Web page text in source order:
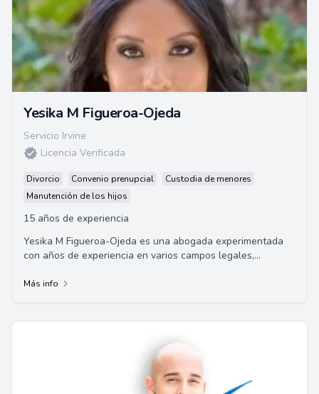
Yesika M Figueroa-Ojeda
Servicio Irvine
Licencia Verificada
Divorcio Convenio prenupcial
Custodia de menores
Manutención de los hijos
15 años de experiencia
Yesika M Figueroa-Ojeda es una abogada experimentada
con años de experiencia en varios campos legales,
Más info